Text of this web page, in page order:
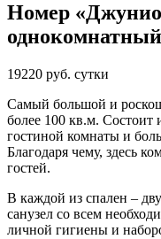
Номер
19220 руб. сутки
Самый большой и
более 100 кв.м. Состоит
гостиной комнаты и
Благодаря чему, здесь
гостей.
В каждой из спален –
санузел со всем
личной гигиены и